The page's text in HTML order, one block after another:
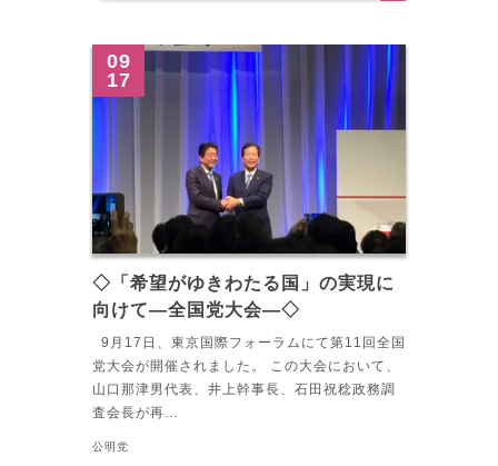
09
17
◇「希望がゆきわたる国」の実現に
向けて―全国党大会―◇
9月17日、東京国際フォーラムにて第11回全国
党大会が開催されました。 この大会において、
山口那津男代表、井上幹事長、石田祝稔政務調
査会長が再…
公明党